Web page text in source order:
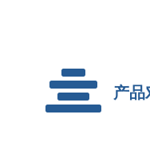
产品